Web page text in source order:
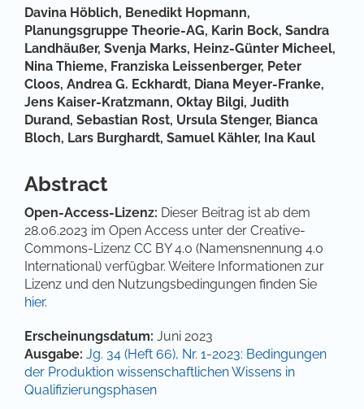
Hauptsächlicher Artikelinhalt
Davina Höblich, Benedikt Hopmann,
Planungsgruppe Theorie-AG, Karin Bock, Sandra
Landhäußer, Svenja Marks, Heinz-Günter Micheel,
Nina Thieme, Franziska Leissenberger, Peter
Cloos, Andrea G. Eckhardt, Diana Meyer-Franke,
Jens Kaiser-Kratzmann, Oktay Bilgi, Judith
Durand, Sebastian Rost, Ursula Stenger, Bianca
Bloch, Lars Burghardt, Samuel Kähler, Ina Kaul
Abstract
Open-Access-Lizenz: Dieser Beitrag ist ab dem
28.06.2023 im Open Access unter der Creative-
Commons-Lizenz CC BY 4.0 (Namensnennung 4.0
International) verfügbar. Weitere Informationen zur
Lizenz und den Nutzungsbedingungen finden Sie
hier.
Artikel-Details
Erscheinungsdatum: Juni 2023
Ausgabe: Jg. 34 (Heft 66), Nr. 1-2023: Bedingungen
der Produktion wissenschaftlichen Wissens in
Qualifizierungsphasen